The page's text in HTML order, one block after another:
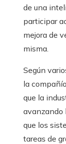
de una
participar
mejora de
misma.
Según
la
que la
avanzando
que los
tareas de